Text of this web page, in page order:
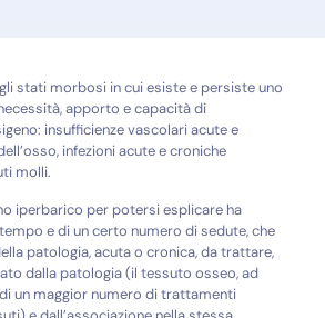
stati morbosi in cui esiste e persiste uno
apporto e capacità di
insufficienze vascolari acute e
infezioni acute e croniche
molli.
iperbarico per potersi esplicare ha
e di un certo numero di sedute, che
patologia, acuta o cronica, da trattare,
dalla patologia (il tessuto osseo, ad
un maggior numero di trattamenti